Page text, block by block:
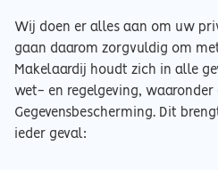
Afspraak maken
Wij doen er alles aan om uw
gaan daarom zorgvuldig om met
Makelaardij houdt zich in alle
wet- en regelgeving, waaronder
Gegevensbescherming. Dit
ieder geval: